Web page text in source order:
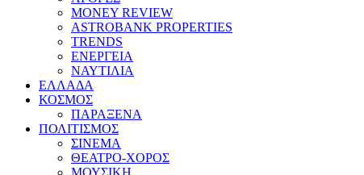
MONEY REVIEW
ASTROBANK PROPERTIES
TRENDS
ΕΝΕΡΓΕΙΑ
ΝΑΥΤΙΛΙΑ
ΕΛΛΑΔΑ
ΚΟΣΜΟΣ
ΠΑΡΑΞΕΝΑ
ΠΟΛΙΤΙΣΜΟΣ
ΣΙΝΕΜΑ
ΘΕΑΤΡΟ-ΧΟΡΟΣ
ΜΟΥΣΙΚΗ